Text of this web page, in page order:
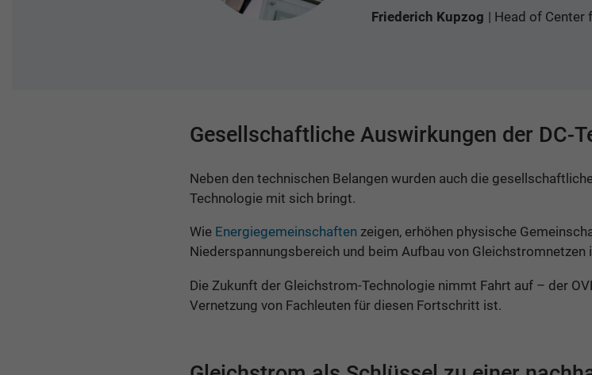
Friederich Kupzog Head of Center
Gesellschaftliche Auswirkungen der DC-
Neben den technischen Belangen wurden auch die
Technologie mit sich bringt.
Wie Energiegemeinschaften zeigen, erhöhen physische
Niederspannungsbereich und beim Aufbau von Gleichstromnetzen
Die Zukunft der Gleichstrom-Technologie nimmt Fahrt auf – der
Vernetzung von Fachleuten für diesen Fortschritt ist.